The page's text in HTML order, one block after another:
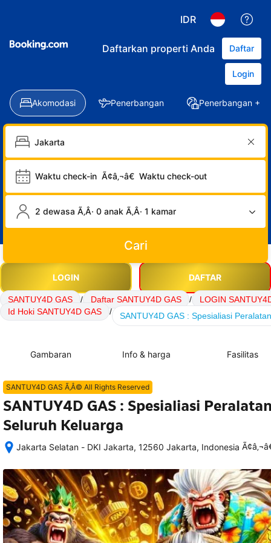
IDR
Daftarkan properti Anda Daftar
Login
Akomodasi Penerbangan Penerbangan +
Waktu check-in Ã¢â‚¬â€ Waktu check-out
2 dewasa Ã‚Â· 0 anak Ã‚Â· 1 kamar
Cari
LOGIN DAFTAR
SANTUY4D GAS / Daftar SANTUY4D GAS /
LOGIN
Id Hoki SANTUY4D GAS
/ SANTUY4D GAS : Spesialiasi
Gambaran Info & harga Fasilitas
SANTUY4D GAS Ã‚Â© All Rights Reserved
SANTUY4D GAS : Spesialiasi
Seluruh Keluarga
Jakarta Selatan - DKI Jakarta, 12560 Jakarta, Indonesia
memesan,
semua
rincian
akomodasi
termasuk
nomor